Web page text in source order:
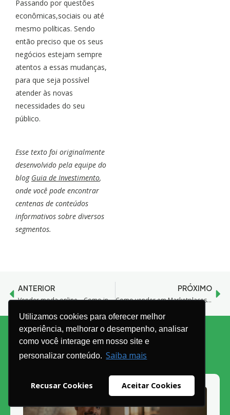
Utilizamos cookies para oferecer melhor
experiência, melhorar o desempenho, analisar
como você interage em nosso site e
personalizar conteúdo. Saiba mais
Recusar Cookies Aceitar Cookies
Passando por questões
econômicas,sociais ou até
mesmo políticas. Sendo
então preciso que os seus
negócios estejam sempre
atentos a essas mudanças,
para que seja possível
atender às novas
necessidades do seu
público.
Esse texto foi originalmente
desenvolvido pela equipe do
blog Guia de Investimento,
onde você pode encontrar
centenas de conteúdos
informativos sobre diversos
segmentos.
ANTERIOR
Vender moda online – Como integrar em marketplaces do nicho!
PRÓXIMO
Como vender em Marketplaces: Primeiros Passos
Artigos relacionados